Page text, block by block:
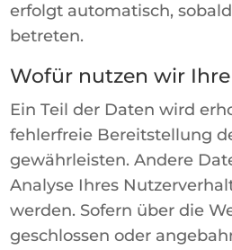
erfolgt automatisch,
betreten.
Wofür nutzen wir
Ein Teil der Daten wird
fehlerfreie Bereitstellung
gewährleisten. Andere
Analyse Ihres
werden. Sofern über die
geschlossen oder